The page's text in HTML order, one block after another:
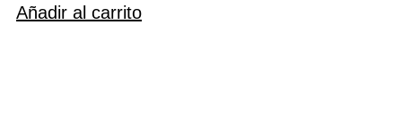
Añadir al carrito